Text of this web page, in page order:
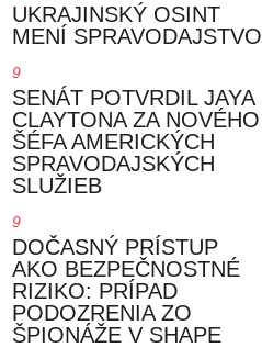
UKRAJINSKÝ OSINT
MENÍ SPRAVODAJSTVO
9
SENÁT POTVRDIL JAYA
CLAYTONA ZA NOVÉHO
ŠÉFA AMERICKÝCH
SPRAVODAJSKÝCH
SLUŽIEB
9
DOČASNÝ PRÍSTUP
AKO BEZPEČNOSTNÉ
RIZIKO: PRÍPAD
PODOZRENIA ZO
ŠPIONÁŽE V SHAPE